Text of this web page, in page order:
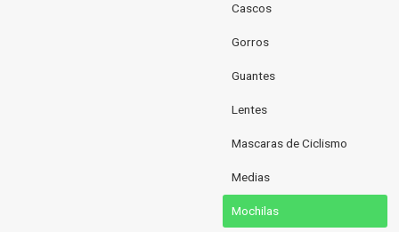
Cascos
Gorros
Guantes
Lentes
Mascaras de Ciclismo
Medias
Mochilas